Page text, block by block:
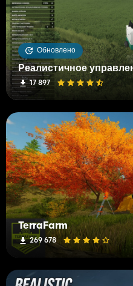
Обновлено
17 897
TerraFarm
269 678